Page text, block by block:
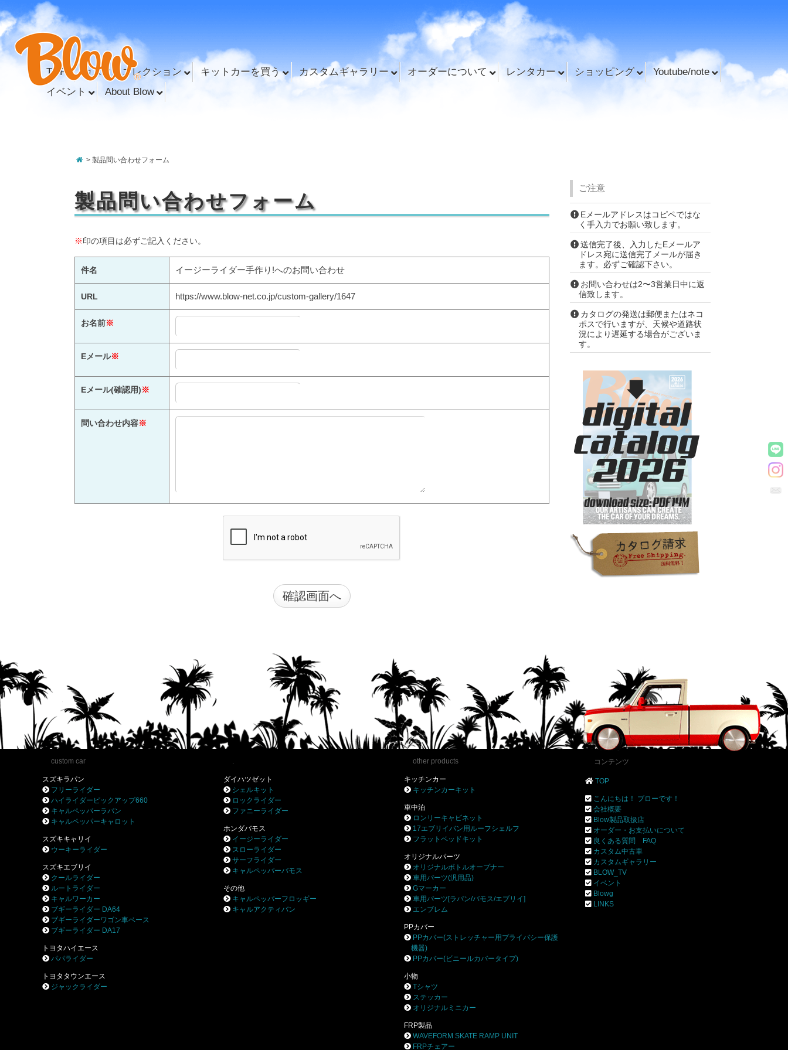
TOP カスタムコレクション キットカーを買う カスタムギャラリー オーダーについて レンタカー ショッピング
Youtube/note
イベント
About Blow
> 製品問い合わせフォーム
製品問い合わせフォーム
※印の項目は必ずご記入ください。
件名 イージーライダー手作り!へのお問い合わせ
URL https://www.blow-net.co.jp/custom-gallery/1647
お名前※
Eメール※
Eメール(確認用)※
問い合わせ内容※
ご注意
Eメールアドレスはコピペではな
く手入力でお願い致します。
送信完了後、入力したEメールア
ドレス宛に送信完了メールが届き
ます。必ずご確認下さい。
お問い合わせは2〜3営業日中に返
信致します。
カタログの発送は郵便またはネコ
ポスで行いますが、天候や道路状
況により遅延する場合がございま
す。
custom car
スズキラパン
フリーライダー
ハイライダーピックアップ660
キャルペッパーラパン
キャルペッパーキャロット
スズキキャリイ
ウーキーライダー
スズキエブリイ
クールライダー
ルートライダー
キャルワーカー
ブギーライダー DA64
ブギーライダーワゴン車ベース
ブギーライダー DA17
トヨタハイエース
パパライダー
トヨタタウンエース
ジャックライダー
.
ダイハツゼット
シェルキット
ロックライダー
ファニーライダー
ホンダバモス
イージーライダー
スローライダー
サーフライダー
キャルペッパーバモス
その他
キャルペッパーフロッギー
キャルアクティバン
other products
キッチンカー
キッチンカーキット
車中泊
ロンリーキャビネット
17エブリイバン用ルーフシェルフ
フラットベッドキット
オリジナルパーツ
オリジナルボトルオープナー
車用パーツ(汎用品)
Gマーカー
車用パーツ[ラパン/バモス/エブリイ]
エンブレム
PPカバー
PPカバー(ストレッチャー用プライバシー保護
機器)
PPカバー(ビニールカバータイプ)
小物
Tシャツ
ステッカー
オリジナルミニカー
FRP製品
WAVEFORM SKATE RAMP UNIT
FRPチェアー
コンテンツ
TOP
こんにちは！ ブローです！
会社概要
Blow製品取扱店
オーダー・お支払いについて
良くある質問 FAQ
カスタム中古車
カスタムギャラリー
BLOW_TV
イベント
Blowg
LINKS